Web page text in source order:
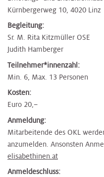
Kürnbergerweg 10, 4020 Linz
Begleitung:
Sr. M. Rita Kitzmüller OSE
Judith Hamberger
Teilnehmer*innenzahl:
Min. 6, Max. 13 Personen
Kosten:
Euro 20,–
Anmeldung:
Mitarbeitende des OKL
anzumelden. Ansonsten
elisabethinen.at
Anmeldeschluss: